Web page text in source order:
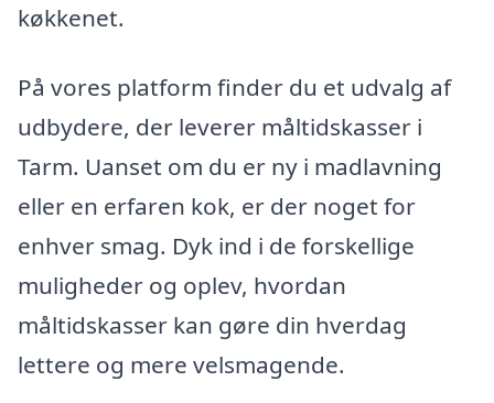
køkkenet.
På vores platform finder du et udvalg af
udbydere, der leverer måltidskasser i
Tarm. Uanset om du er ny i madlavning
eller en erfaren kok, er der noget for
enhver smag. Dyk ind i de forskellige
muligheder og oplev, hvordan
måltidskasser kan gøre din hverdag
lettere og mere velsmagende.